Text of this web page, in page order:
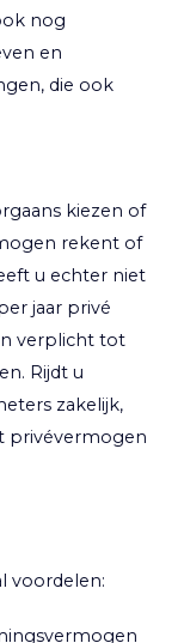
nog
en
die ook
kiezen of
rekent of
u echter niet
jaar privé
verplicht tot
Rijdt u
zakelijk,
privévermogen
voordelen: